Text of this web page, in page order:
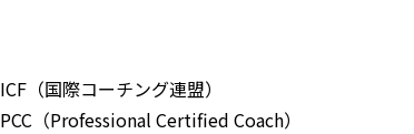
ICF（国際コーチング連盟）
PCC（Professional Certified Coach）